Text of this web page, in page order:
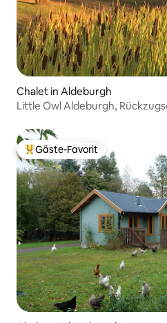
Chalet in Aldeburgh
Little Owl Aldeburgh,
Beliebter Gäste-Favorit.
Gäste-Favorit